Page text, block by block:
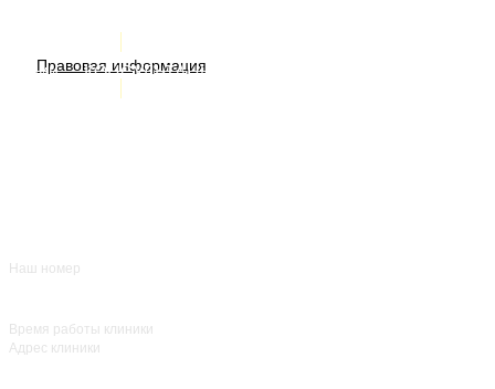
Правовая информация
Акции
Наш номер
Время работы клиники
Адрес клиники
ИМЕЮТСЯ ПРОТИВОПОКАЗАНИЯ. НЕОБХОДИМА
КОНСУЛЬТАЦИЯ СПЕЦИАЛИСТА